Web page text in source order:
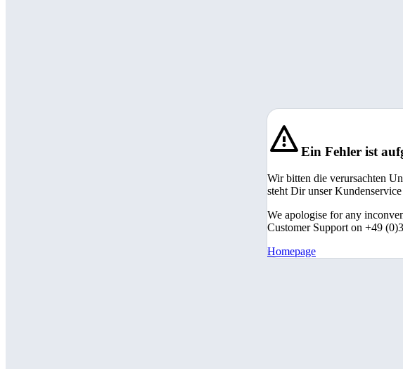
Ein Fehler ist
Wir bitten die verursachten
steht Dir unser
We apologise for any
Customer Support on +49
Homepage